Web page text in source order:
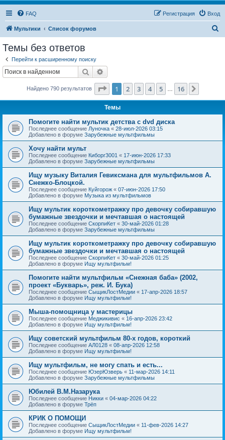
FAQ Вход
Регистрация
Мультики Список форумов
Темы без ответов
Перейти к расширенному поиску
Поиск
Найдено 790 результатов Страница из 16
1 2 3 4 5 16
Темы
Помогите найти мультик детства с dvd диска
Последнее сообщение Луночка « 28-июл-2026 03:15
Добавлено в форуме Зарубежные мультфильмы
Хочу найти мульт
Последнее сообщение Киборг3001 « 17-июн-2026 17:33
Добавлено в форуме Зарубежные мультфильмы
Ищу музыку Виталия Гевиксмана для мультфильмов А.
Снежко-Блоцкой.
Последнее сообщение Куйгорож « 07-июн-2026 17:50
Добавлено в форуме Музыка из мультфильмов
Ищу мультик короткометражку про девочку собиравшую
бумажные звездочки и мечтавшая о настоящей
Последнее сообщение СкорпиКет « 30-май-2026 01:28
Добавлено в форуме Зарубежные мультфильмы
Ищу мультик короткометражку про девочку собиравшую
бумажные звездочки и мечтавшая о настоящей
Последнее сообщение СкорпиКет « 30-май-2026 01:25
Добавлено в форуме Ищу мультфильм!
Помогите найти мультфильм «Снежная баба» (2002,
проект «Букварь», реж. И. Бука)
Последнее сообщение СыщикЛостМедии « 17-апр-2026 18:57
Добавлено в форуме Ищу мультфильм!
Мыша-помощница у мастерицы
Последнее сообщение Меджикивис « 16-апр-2026 23:42
Добавлено в форуме Ищу мультфильм!
Ищу советский мультфильм 80-х годов, короткий
Последнее сообщение АЛ0128 « 08-апр-2026 12:58
Добавлено в форуме Ищу мультфильм!
Ищу мультфильм, не могу спать и есть...
Последнее сообщение ЮзерЮзверь « 11-мар-2026 14:11
Добавлено в форуме Зарубежные мультфильмы
Юбилей В.М.Назарука
Последнее сообщение Никки « 04-мар-2026 04:22
Добавлено в форуме Трёп
КРИК О ПОМОЩИ
Последнее сообщение СыщикЛостМедии « 11-фев-2026 14:27
Добавлено в форуме Ищу мультфильм!